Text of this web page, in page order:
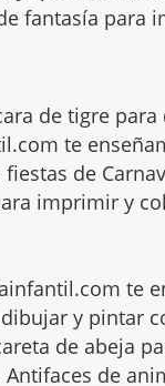
fantasía para
de tigre
te
de
imprimir y
te
y pintar
de abeja
Antifaces de